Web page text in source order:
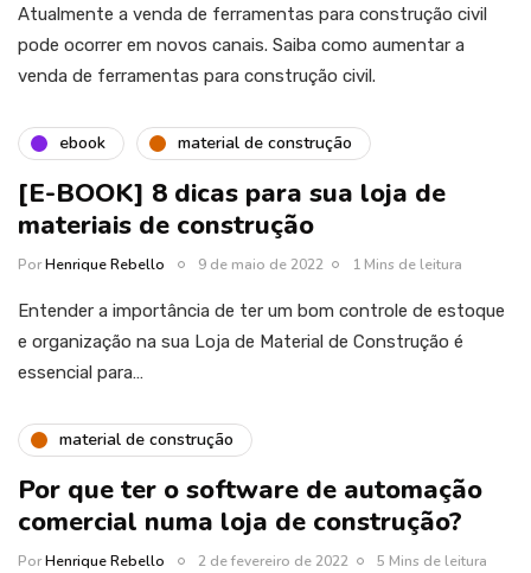
Atualmente a venda de ferramentas para construção civil
pode ocorrer em novos canais. Saiba como aumentar a
venda de ferramentas para construção civil.
ebook material de construção
[E-BOOK] 8 dicas para sua loja de
materiais de construção
PorHenrique Rebello 9 de maio de 2022 1 Mins de leitura
Entender a importância de ter um bom controle de estoque
e organização na sua Loja de Material de Construção é
essencial para…
material de construção
Por que ter o software de automação
comercial numa loja de construção?
PorHenrique Rebello 2 de fevereiro de 2022 5 Mins de leitura